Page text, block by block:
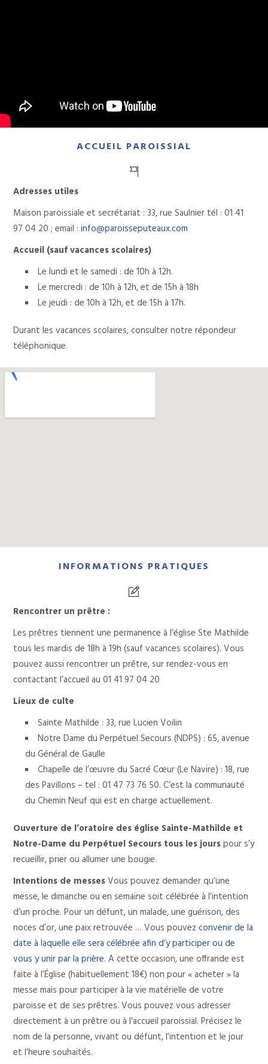
ACCUEIL PAROISSIAL
Adresses utiles
Maison paroissiale et secrétariat : 33, rue Saulnier tél : 01 41
97 04 20 ; email :info@paroisseputeaux.com
Accueil (sauf vacances scolaires)
Le lundi et le samedi : de 10h à 12h.
Le mercredi : de 10h à 12h, et de 15h à 18h
Le jeudi : de 10h à 12h, et de 15h à 17h.
Durant les vacances scolaires, consulter notre répondeur
téléphonique.
INFORMATIONS PRATIQUES
Rencontrer un prêtre :
Les prêtres tiennent une permanence à l’église Ste Mathilde
tous les mardis de 18h à 19h (sauf vacances scolaires). Vous
pouvez aussi rencontrer un prêtre, sur rendez-vous en
contactant l’accueil au 01 41 97 04 20
Lieux de culte
Sainte Mathilde : 33, rue Lucien Voilin
Notre Dame du Perpétuel Secours (NDPS) : 65, avenue
du Général de Gaulle
Chapelle de l’œuvre du Sacré Cœur (Le Navire) : 18, rue
des Pavillons – tel : 01 47 73 76 50. C’est la communauté
du Chemin Neuf qui est en charge actuellement.
Ouverture de l’oratoire des église Sainte-Mathilde et
Notre-Dame du Perpétuel Secours tous les jourspour s’y
recueillir, prier ou allumer une bougie.
Intentions de messesVous pouvez demander qu’une
messe, le dimanche ou en semaine soit célébrée à l’intention
d’un proche. Pour un défunt, un malade, une guérison, des
noces d’or, une paix retrouvée … Vous pouvezconvenir de la
date à laquelle elle sera célébrée afin d’y participer ou de
vous y unir par la prière. A cette occasion, une offrande est
faite à l’Église (habituellement 18€) non pour « acheter » la
messe mais pour participer à la vie matérielle de votre
paroisse et de ses prêtres. Vous pouvez vous adresser
directement à un prêtre ou à l’accueil paroissial. Précisez le
nom de la personne, vivant ou défunt, l’intention et le jour
et l’heure souhaités.